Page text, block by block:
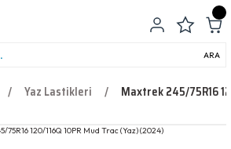
ARA
Yaz Lastikleri Maxtrek 245/75R16